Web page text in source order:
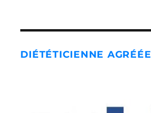
DIÉTÉTICIENNE AGRÉÉE